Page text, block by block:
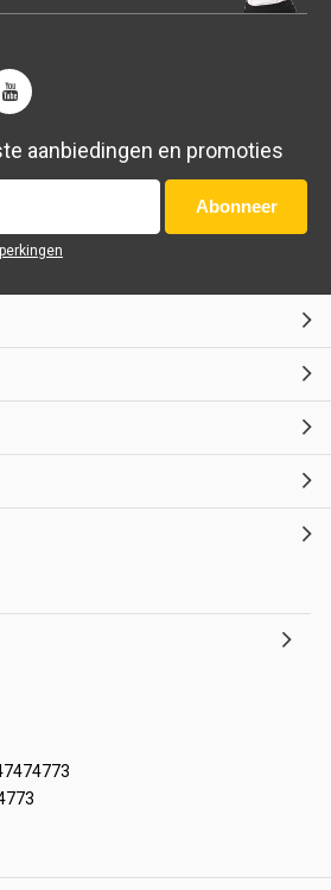
aanbiedingen en promoties
Abonneer